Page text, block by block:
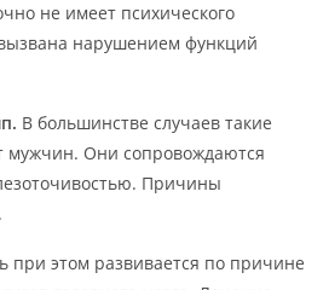
не имеет психического
нарушением функций
В большинстве случаев такие
мужчин. Они сопровождаются
Причины
при этом развивается по причине